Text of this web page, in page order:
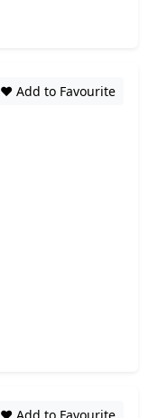
❤️ Add to Favourite